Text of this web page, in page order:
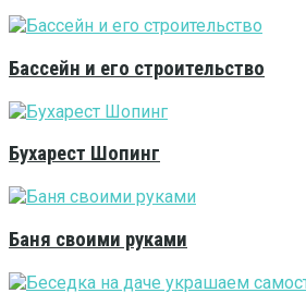
Бассейн и его строительство
Бухарест Шопинг
Баня своими руками